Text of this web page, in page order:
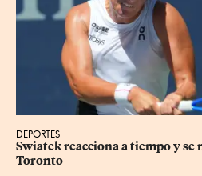
DEPORTES
Swiatek reacciona a tiempo y se
Toronto